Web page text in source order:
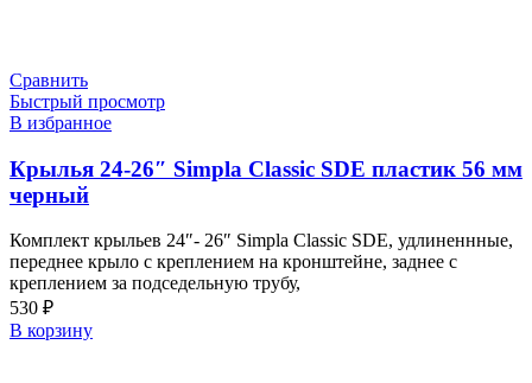
Сравнить
Быстрый просмотр
В избранное
Крылья 24-26″ Simpla Classic SDE пластик 56 мм
черный
Комплект крыльев 24″- 26″ Simpla Classic SDE, удлиненнные,
переднее крыло с креплением на кронштейне, заднее с
креплением за подседельную трубу,
530 ₽
В корзину